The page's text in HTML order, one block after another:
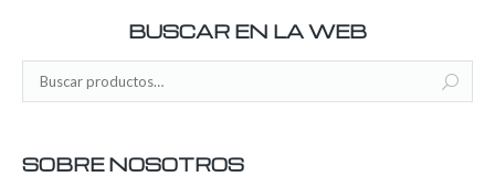
BUSCAR EN LA WEB
SOBRE NOSOTROS